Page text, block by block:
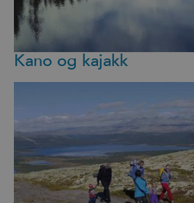
Kano og kajakk